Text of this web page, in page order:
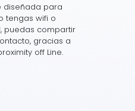
diseñada para
tengas wifi o
puedas compartir
gracias a
off Line.